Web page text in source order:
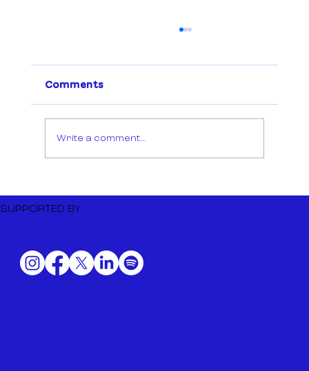
Bilbao 2026
Comments
Write a comment...
SUPPORTED BY